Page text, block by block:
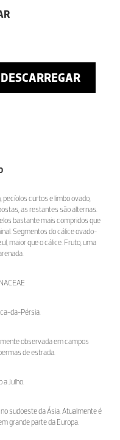
DESCARREGAR
curtos e limbo ovado,
as restantes são alternas.
bastante mais compridos que
Segmentos do cálice ovado-
maior que o cálice. Fruto, uma
da-Pérsia.
observada em campos
de estrada.
a Julho.
sudoeste da Ásia. Atualmente é
grande parte da Europa.